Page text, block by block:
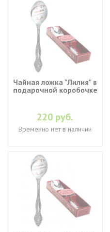
Чайная ложка "Лилия" в
подарочной коробочке
220 руб.
Временно нет в наличии